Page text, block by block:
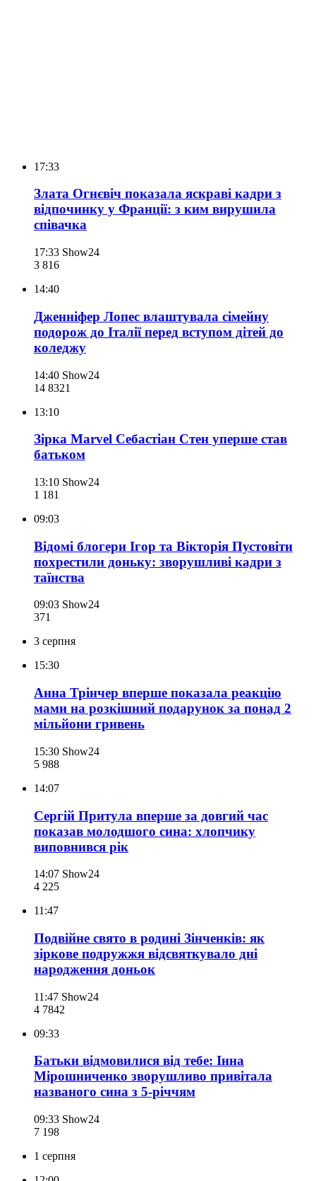
17:33
Злата Огнєвіч показала яскраві кадри з
відпочинку у Франції: з ким вирушила
співачка
17:33 Show24
3 816
14:40
Дженніфер Лопес влаштувала сімейну
подорож до Італії перед вступом дітей до
коледжу
14:40 Show24
14 8321
13:10
Зірка Marvel Себастіан Стен уперше став
батьком
13:10 Show24
1 181
09:03
Відомі блогери Ігор та Вікторія Пустовіти
похрестили доньку: зворушливі кадри з
таїнства
09:03 Show24
371
3 серпня
15:30
Анна Трінчер вперше показала реакцію
мами на розкішний подарунок за понад 2
мільйони гривень
15:30 Show24
5 988
14:07
Сергій Притула вперше за довгий час
показав молодшого сина: хлопчику
виповнився рік
14:07 Show24
4 225
11:47
Подвійне свято в родині Зінченків: як
зіркове подружжя відсвяткувало дні
народження доньок
11:47 Show24
4 7842
09:33
Батьки відмовилися від тебе: Інна
Мірошниченко зворушливо привітала
названого сина з 5-річчям
09:33 Show24
7 198
1 серпня